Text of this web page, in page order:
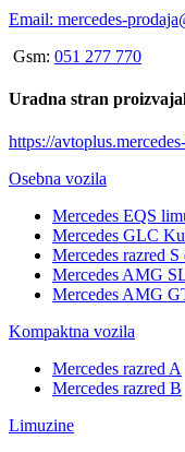
Email: mercedes-
Gsm: 051 277 770
Uradna stran
https://
Osebna vozila
Mercedes EQS
Mercedes GLC
Mercedes razred
Mercedes AMG
Mercedes AMG
Kompaktna vozila
Mercedes razred A
Mercedes razred B
Limuzine